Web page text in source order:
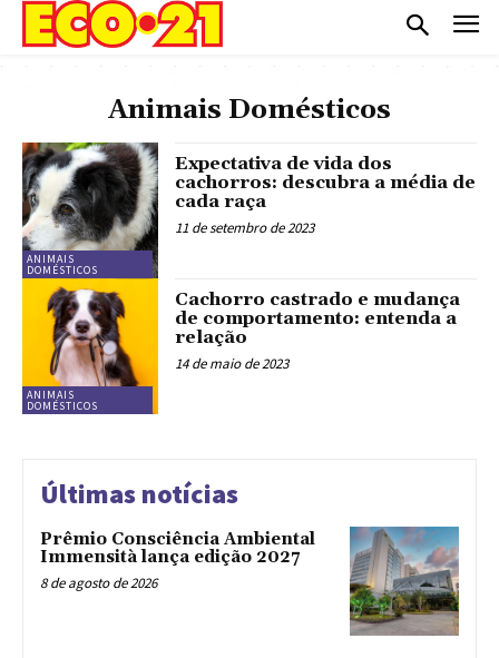
Animais Domésticos
ANIMAIS
DOMÉSTICOS
Expectativa de vida dos
cachorros: descubra a média de
cada raça
11 de setembro de 2023
ANIMAIS
DOMÉSTICOS
Cachorro castrado e mudança
de comportamento: entenda a
relação
14 de maio de 2023
Últimas notícias
Prêmio Consciência Ambiental
Immensità lança edição 2027
8 de agosto de 2026